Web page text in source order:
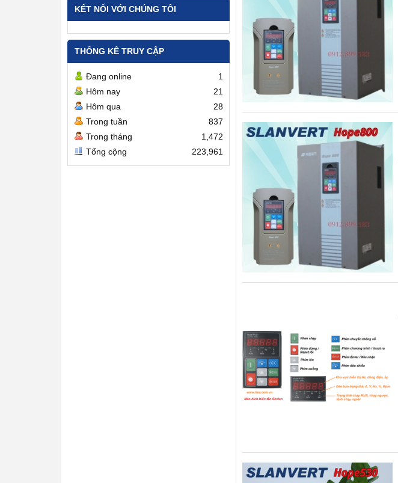
KẾT NỐI VỚI CHÚNG TÔI
THỐNG KÊ TRUY CẬP
Đang online
1
Hôm nay
21
Hôm qua
28
Trong tuần
837
Trong tháng
1,472
Tổng cộng
223,961